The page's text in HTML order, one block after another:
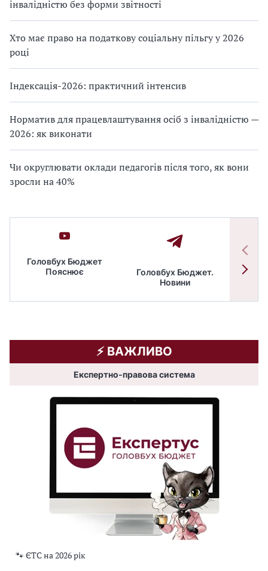
інвалідністю без форми звітності
Хто має право на податкову соціальну пільгу у 2026
році
Індексація-2026: практичний інтенсив
Норматив для працевлаштування осіб з інвалідністю —
2026: як виконати
Чи округлювати оклади педагогів після того, як вони
зросли на 40%
Головбух Бюджет
Пояснює
Головбух Бюджет.
Новини
⚡️ ВАЖЛИВО
Експертно-правова система
🐾 ЄТС на 2026 рік